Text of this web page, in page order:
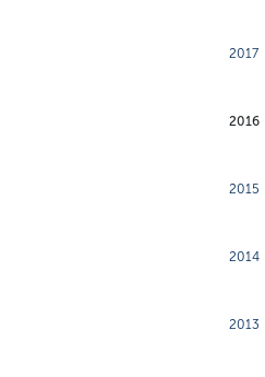
2017
2016
2015
2014
2013